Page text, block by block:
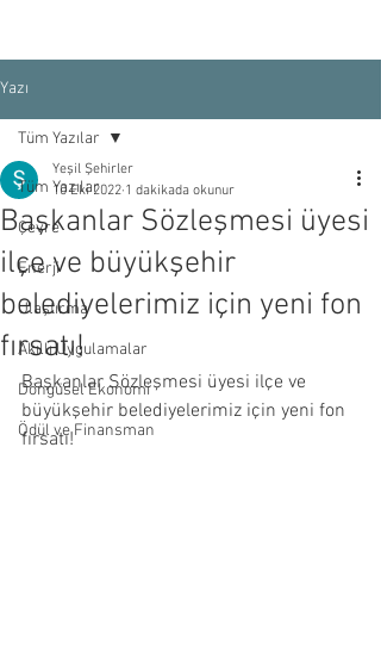
Yazı
Tüm Yazılar
Çevre
Enerji
Ulaştırma
Akıllı Uygulamalar
Döngüsel Ekonomi
Ödül ve Finansman
Tüm Yazılar
Başkanlar Sözleşmesi üyesi
ilçe ve büyükşehir
belediyelerimiz için yeni fon
fırsatı!
Yeşil Şehirler
10 Eki 2022 1 dakikada okunur
Başkanlar Sözleşmesi üyesi ilçe ve
büyükşehir belediyelerimiz için yeni fon
fırsatı!